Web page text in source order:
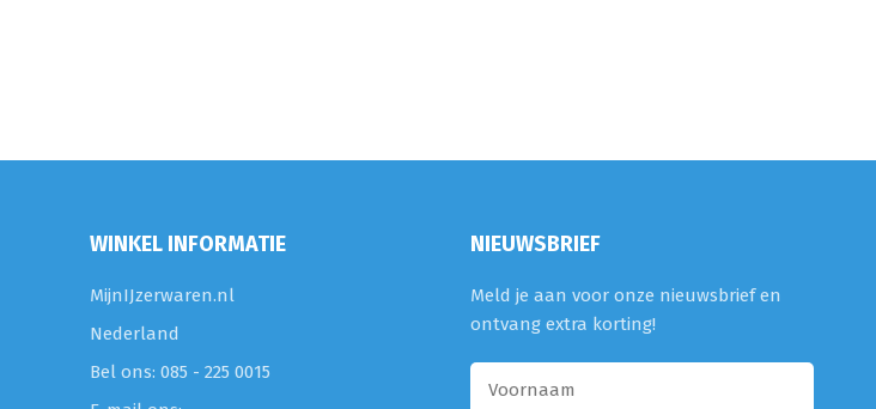
WINKEL INFORMATIE
MijnIJzerwaren.nl
Nederland
Bel ons: 085 - 225 0015
NIEUWSBRIEF
Meld je aan voor onze nieuwsbrief en
ontvang extra korting!